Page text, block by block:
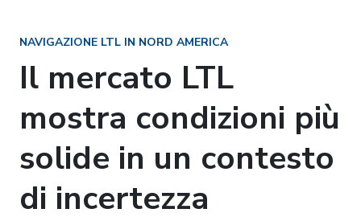
NAVIGAZIONE LTL IN NORD AMERICA
Il mercato LTL
mostra condizioni più
solide in un contesto
di incertezza